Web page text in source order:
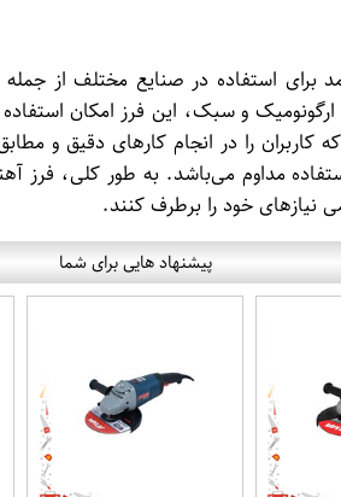
و سبک، این فرز امکان استفاده
را در انجام کارهای دقیق و
نیازهای خود را برطرف کنند.
پیشنهاد هایی برای شما